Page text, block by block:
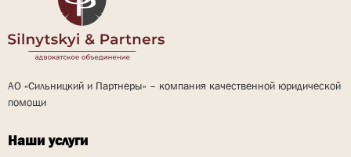
АО «Сильницкий и Партнеры» – компания качественной юридической
помощи
Наши услуги